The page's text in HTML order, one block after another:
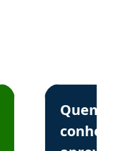
Concursos em
Estudante
Quem